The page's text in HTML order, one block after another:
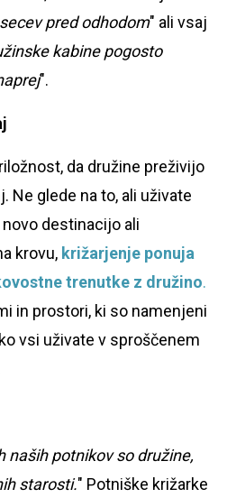
pred odhodom" ali vsaj
kabine pogosto
".
da družine preživijo
Ne glede na to, ali uživate
destinacijo ali
krovu, križarjenje ponuja
trenutke z družino.
in prostori, ki so namenjeni
vsi uživate v sproščenem
naših potnikov so družine,
starosti." Potniške križarke